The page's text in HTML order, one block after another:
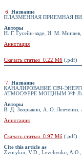
6 Название
ПЛАЗМЕННАЯ ПРИЕМНАЯ
Авторы
Н. Г. Гусейн-заде, И. М. Минаев,
Аннотация
Скачать статью 0.22 Мб (.pdf)
7 Название
КАНАЛИРОВАНИЕ СВЧ-
АТМОСФЕРЕ МОЩНЫМ УФ
Авторы
В. Д. Зворыкин, А. О.
Аннотация
Скачать статью 0.97 Мб (.pdf)
Cite this article as
Zvorykin, V.D., Levchenko,